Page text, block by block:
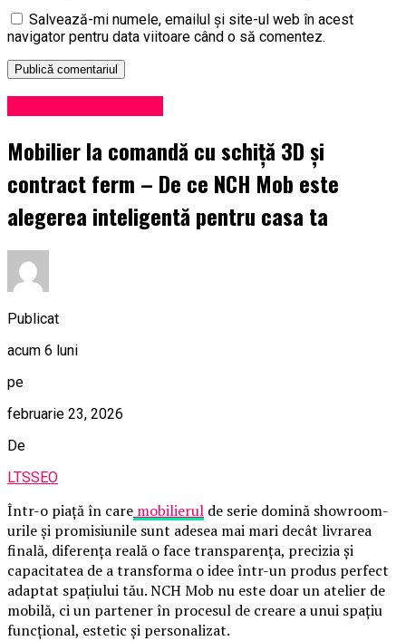
Salvează-mi numele, emailul și site-ul web în acest
navigator pentru data viitoare când o să comentez.
Mobilier la comandă cu schiță 3D și
contract ferm – De ce NCH Mob este
alegerea inteligentă pentru casa ta
Publicat
acum 6 luni
pe
februarie 23, 2026
De
LTSSEO
Într-o piață în care mobilierul de serie domină showroom-
urile și promisiunile sunt adesea mai mari decât livrarea
finală, diferența reală o face transparența, precizia și
capacitatea de a transforma o idee într-un produs perfect
adaptat spațiului tău. NCH Mob nu este doar un atelier de
mobilă, ci un partener în procesul de creare a unui spațiu
funcțional, estetic și personalizat.